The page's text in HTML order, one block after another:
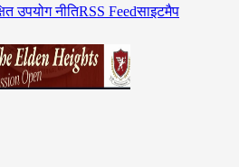
उपयोग नीतिRSS Feedसाइटमैप